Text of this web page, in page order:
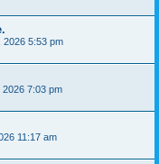
2026 5:53 pm
2026 7:03 pm
11:17 am